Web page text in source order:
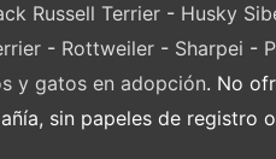
Russell Terrier- Husky
- Rottweiler- Sharpei -
y gatos en adopción. No
sin papeles de registro